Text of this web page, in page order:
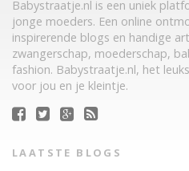
Babystraatje.nl is een uniek
jonge moeders. Een online
inspirerende blogs en handige
zwangerschap, moederschap,
fashion. Babystraatje.nl, het
voor jou en je kleintje.
LAATSTE BLOGS